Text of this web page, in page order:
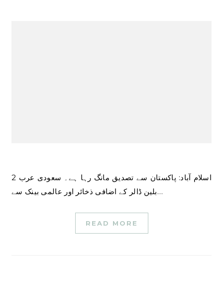
اسلام آباد: پاکستان سے تصدیق مانگ رہا ہے۔ سعودی عرب 2
بلین ڈالر کے اضافی ذخائر اور عالمی بینک سے…
READ MORE